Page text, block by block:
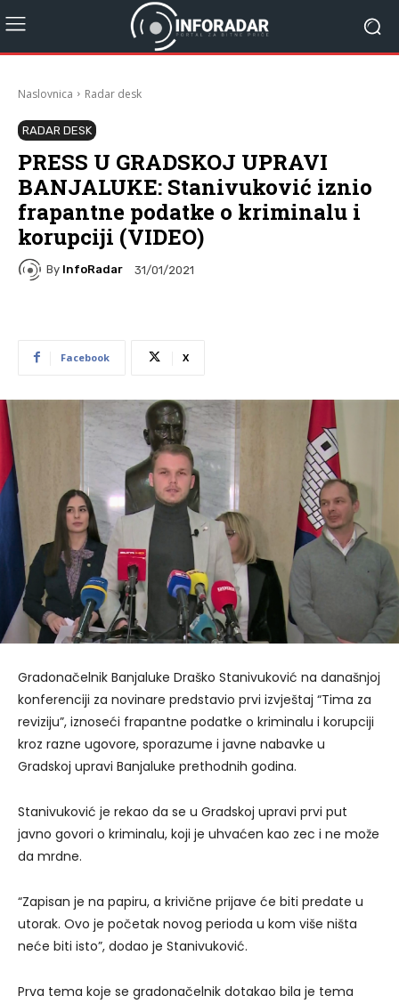
Naslovnica Radar desk
RADAR DESK
PRESS U GRADSKOJ UPRAVI
BANJALUKE: Stanivuković iznio
frapantne podatke o kriminalu i
korupciji (VIDEO)
By InfoRadar 31/01/2021
Facebook X
Gradonačelnik Banjaluke Draško Stanivuković na današnjoj
konferenciji za novinare predstavio prvi izvještaj “Tima za
reviziju”, iznoseći frapantne podatke o kriminalu i korupciji
kroz razne ugovore, sporazume i javne nabavke u
Gradskoj upravi Banjaluke prethodnih godina.
Stanivuković je rekao da se u Gradskoj upravi prvi put
javno govori o kriminalu, koji je uhvaćen kao zec i ne može
da mrdne.
“Zapisan je na papiru, a krivične prijave će biti predate u
utorak. Ovo je početak novog perioda u kom više ništa
neće biti isto”, dodao je Stanivuković.
Prva tema koje se gradonačelnik dotakao bila je tema